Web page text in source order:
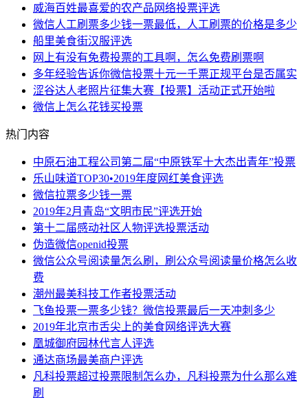
威海百姓最喜爱的农产品网络投票评选
微信人工刷票多少钱一票最低，人工刷票的价格是多少
船里美食街汉服评选
网上有没有免费投票的工具啊，怎么免费刷票啊
多年经验告诉你微信投票十元一千票正规平台是否属实
涩谷达人老照片征集大赛【投票】活动正式开始啦
微信上怎么花钱买投票
热门内容
中原石油工程公司第二届“中原铁军十大杰出青年”投票
乐山味道TOP30•2019年度网红美食评选
微信拉票多少钱一票
2019年2月青岛“文明市民”评选开始
第十二届感动社区人物评选投票活动
伪造微信openid投票
微信公众号阅读量怎么刷，刷公众号阅读量价格怎么收
费
潮州最美科技工作者投票活动
飞鱼投票一票多少钱？微信投票最后一天冲刺多少
2019年北京市舌尖上的美食网络评选大赛
凰城御府园林代言人评选
通达商场最美商户评选
凡科投票超过投票限制怎么办，凡科投票为什么那么难
刷